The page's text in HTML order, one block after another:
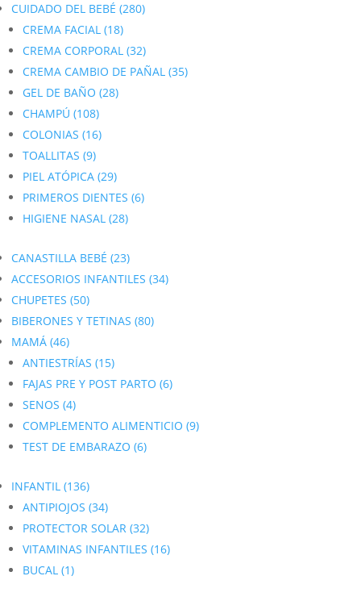
CUIDADO DEL BEBÉ (280)
CREMA FACIAL (18)
CREMA CORPORAL (32)
CREMA CAMBIO DE PAÑAL (35)
GEL DE BAÑO (28)
CHAMPÚ (108)
COLONIAS (16)
TOALLITAS (9)
PIEL ATÓPICA (29)
PRIMEROS DIENTES (6)
HIGIENE NASAL (28)
CANASTILLA BEBÉ (23)
ACCESORIOS INFANTILES (34)
CHUPETES (50)
BIBERONES Y TETINAS (80)
MAMÁ (46)
ANTIESTRÍAS (15)
FAJAS PRE Y POST PARTO (6)
SENOS (4)
COMPLEMENTO ALIMENTICIO (9)
TEST DE EMBARAZO (6)
INFANTIL (136)
ANTIPIOJOS (34)
PROTECTOR SOLAR (32)
VITAMINAS INFANTILES (16)
BUCAL (1)